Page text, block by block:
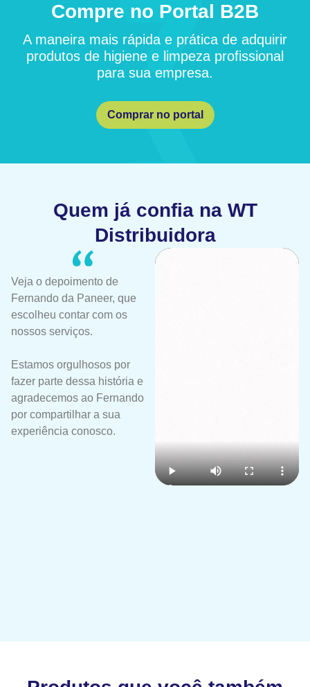
Compre no Portal B2B
A maneira mais rápida e prática de adquirir
produtos de higiene e limpeza profissional
para sua empresa.
Comprar no portal
Quem já confia na WT
Distribuidora
Veja o depoimento de
Fernando da Paneer, que
escolheu contar com os
nossos serviços.
Estamos orgulhosos por
fazer parte dessa história e
agradecemos ao Fernando
por compartilhar a sua
experiência conosco.